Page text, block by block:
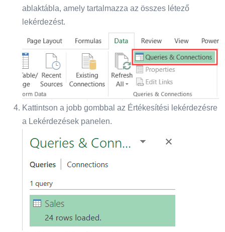
ablaktábla, amely tartalmazza az összes létező
lekérdezést.
Kattintson a jobb gombbal az Értékesítési lekérdezésre
a Lekérdezések panelen.